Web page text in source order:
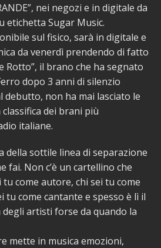
nei negozi e in digitale da
etichetta Sugar Music.
sul fisico, sarà in digitale e
da venerdì prendendo di fatto
Rotto”, il brano che ha segnato
dopo 3 anni di silenzio
debutto, non ha mai lasciato le
dei brani più
italiane.
della sottile linea di separazione
fai. Non c’è un cartellino che
tu come autore, chi sei tu come
tu come cantante e spesso è lì il
artisti forse da quando la
mette in musica emozioni,